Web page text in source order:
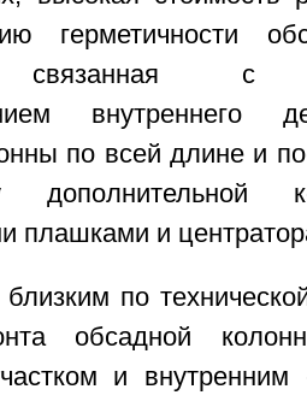
герметичности
связанная с
внутреннего
по всей длине и
дополнительной
плашками и
по
обсадной
и внутренним